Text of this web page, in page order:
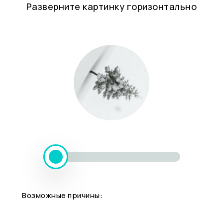
Разверните картинку горизонтально
Возможные причины: